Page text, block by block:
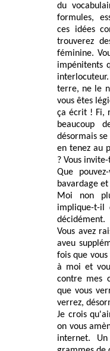
du
formules,
ces idées
trouverez
féminine.
impénitents
terre, ne le
vous êtes
ça écrit ! Fi,
beaucoup
désormais
en tenez au
? Vous
Que
bavardage
Moi non
implique-t-il
décidément.
Vous avez
aveu
fois que
à moi et
contre mes
que vous
verrez,
Je crois
on vous
internet.